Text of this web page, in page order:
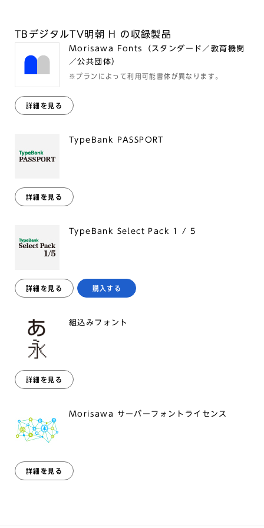
TBデジタルTV明朝 H の収録製品
Morisawa Fonts（スタンダード／教育機関
／公共団体）
※プランによって利用可能書体が異なります。
詳細を見る
TypeBank PASSPORT
詳細を見る
TypeBank Select Pack 1 / 5
詳細を見る 購入する
組込みフォント
詳細を見る
Morisawa サーバーフォントライセンス
詳細を見る